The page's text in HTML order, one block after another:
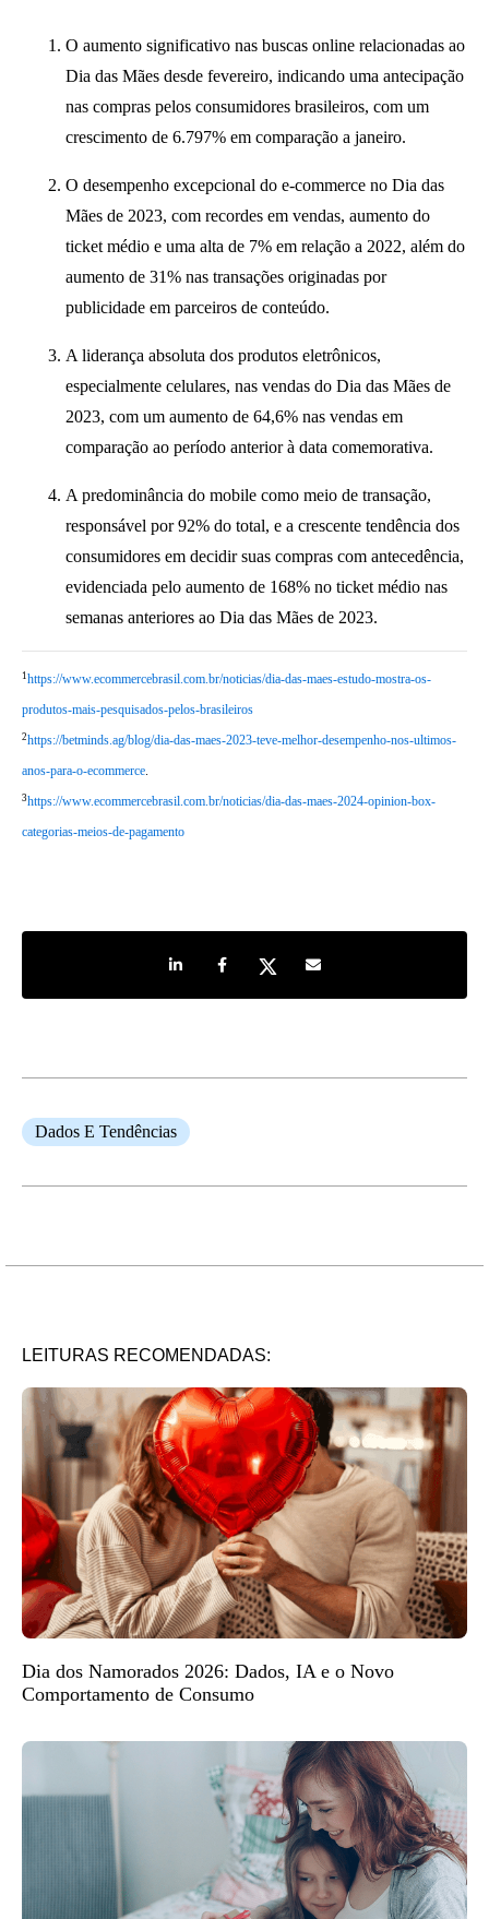
O aumento significativo nas buscas online relacionadas ao
Dia das Mães desde fevereiro, indicando uma antecipação
nas compras pelos consumidores brasileiros, com um
crescimento de 6.797% em comparação a janeiro.
O desempenho excepcional do e-commerce no Dia das
Mães de 2023, com recordes em vendas, aumento do
ticket médio e uma alta de 7% em relação a 2022, além do
aumento de 31% nas transações originadas por
publicidade em parceiros de conteúdo.
A liderança absoluta dos produtos eletrônicos,
especialmente celulares, nas vendas do Dia das Mães de
2023, com um aumento de 64,6% nas vendas em
comparação ao período anterior à data comemorativa.
A predominância do mobile como meio de transação,
responsável por 92% do total, e a crescente tendência dos
consumidores em decidir suas compras com antecedência,
evidenciada pelo aumento de 168% no ticket médio nas
semanas anteriores ao Dia das Mães de 2023.
1 https://www.ecommercebrasil.com.br/noticias/dia-das-maes-estudo-mostra-os-
produtos-mais-pesquisados-pelos-brasileiros
2https://betminds.ag/blog/dia-das-maes-2023-teve-melhor-desempenho-nos-ultimos-
anos-para-o-ecommerce.
3https://www.ecommercebrasil.com.br/noticias/dia-das-maes-2024-opinion-box-
categorias-meios-de-pagamento
Share on LinkedIn
Share on Facebook
Share on TwitterShare by e-mail
Dados E Tendências
LEITURAS RECOMENDADAS:
Dia dos Namorados 2026: Dados, IA e o Novo
Comportamento de Consumo